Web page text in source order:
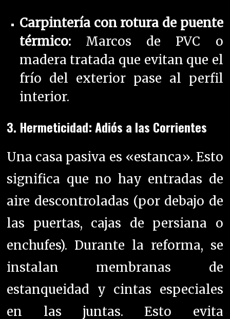
Carpintería con rotura de puente
térmico:Marcos de PVC o
madera tratada que evitan que el
frío del exterior pase al perfil
interior.
3. Hermeticidad: Adiós a las Corrientes
Una casa pasiva es «estanca». Esto
significa que no hay entradas de
aire descontroladas (por debajo de
las puertas, cajas de persiana o
enchufes). Durante la reforma, se
instalan membranas de
estanqueidad y cintas especiales
en las juntas. Esto evita